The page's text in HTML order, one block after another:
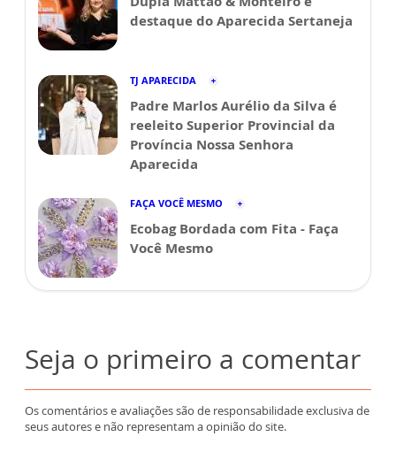
destaque do Aparecida Sertaneja
TJ APARECIDA
Padre Marlos Aurélio da Silva é
reeleito Superior Provincial da
Província Nossa Senhora
Aparecida
FAÇA VOCÊ MESMO
Ecobag Bordada com Fita - Faça
Você Mesmo
Seja o primeiro a comentar
Os comentários e avaliações são de responsabilidade exclusiva de
seus autores e não representam a opinião do site.